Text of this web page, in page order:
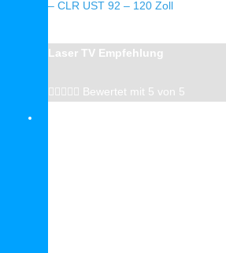
– CLR UST 92 – 120 Zoll
Laser TV Empfehlung
     Bewertet mit 5 von 5